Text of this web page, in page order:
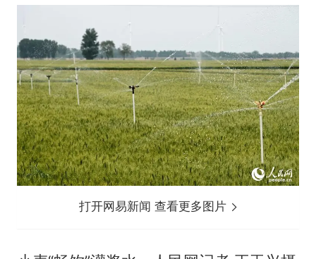
打开网易新闻 查看更多图片